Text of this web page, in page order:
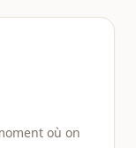
où on